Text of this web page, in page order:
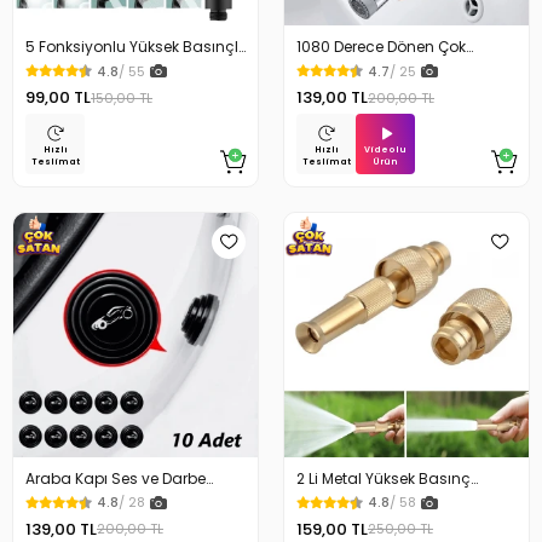
5 Fonksiyonlu Yüksek Basınçlı
Ayarlı Duş Başlığı
4.8/ 55
99,00 TL150,00 TL
Hızlı
Teslimat
1080 Derece Dönen Çok
Fonksiyonlu Musluk Başlığı
4.7/ 25
139,00 TL200,00 TL
Hızlı
Teslimat
Videolu
Ürün
Araba Kapı Ses ve Darbe
Emici Pad 10 Adet
4.8/ 28
139,00 TL200,00 TL
2 Li Metal Yüksek Basınç
Yağmurlamalı Hortum Ucu
4.8/ 58
159,00 TL250,00 TL